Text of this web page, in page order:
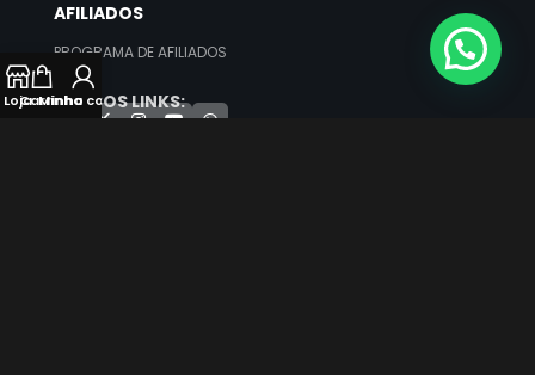
AFILIADOS
PROGRAMA DE AFILIADOS
NOSSOS LINKS:
LojaCarrinho
Minha conta